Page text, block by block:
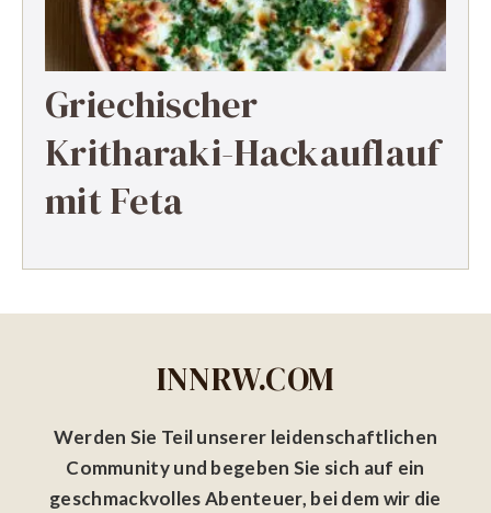
Griechischer
Kritharaki-Hackauflauf
mit Feta
INNRW.COM
Werden Sie Teil unserer leidenschaftlichen
Community und begeben Sie sich auf ein
geschmackvolles Abenteuer, bei dem wir die